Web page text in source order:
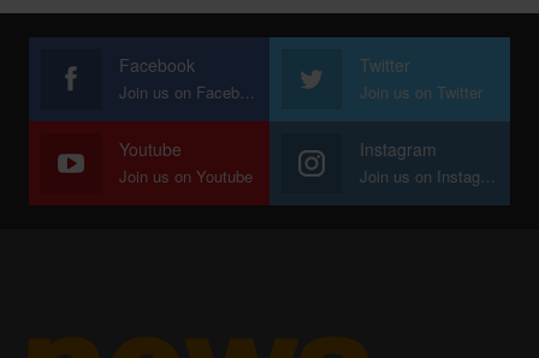
Facebook
Join us on Facebook
Twitter
Join us on Twitter
Youtube
Join us on Youtube
Instagram
Join us on Instagram